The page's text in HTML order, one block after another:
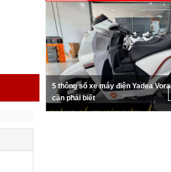
5 thông số xe máy điện Yadea Vora
cần phải biết